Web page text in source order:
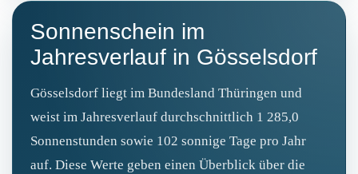
Sonnenschein im
Jahresverlauf in Gösselsdorf
Gösselsdorf liegt im Bundesland Thüringen und
weist im Jahresverlauf durchschnittlich 1 285,0
Sonnenstunden sowie 102 sonnige Tage pro Jahr
auf. Diese Werte geben einen Überblick über die